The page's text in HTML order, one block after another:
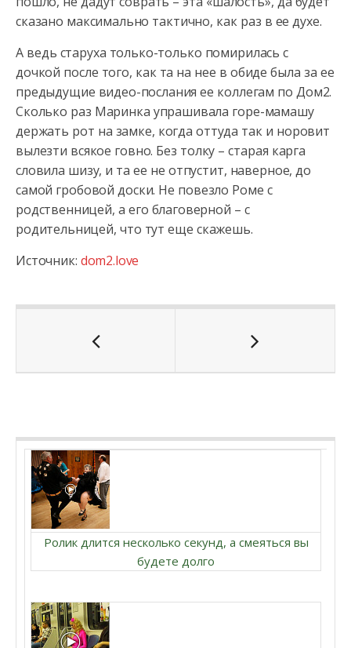
сказано максимально тактично, как раз в ее духе.
А ведь старуха только-только помирилась с
дочкой после того, как та на нее в обиде была за ее
предыдущие видео-послания ее коллегам по Дом2.
Сколько раз Маринка упрашивала горе-мамашу
держать рот на замке, когда оттуда так и норовит
вылезти всякое говно. Без толку – старая карга
словила шизу, и та ее не отпустит, наверное, до
самой гробовой доски. Не повезло Роме с
родственницей, а его благоверной – с
родительницей, что тут еще скажешь.
Источник: dom2.love
Ролик длится несколько секунд, а смеяться вы
будете долго